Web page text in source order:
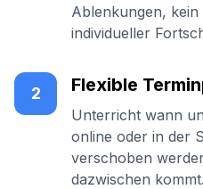
Ablenkungen,
individueller
2 Flexible
Unterricht wann
online oder in der
verschoben
dazwischen kommt.